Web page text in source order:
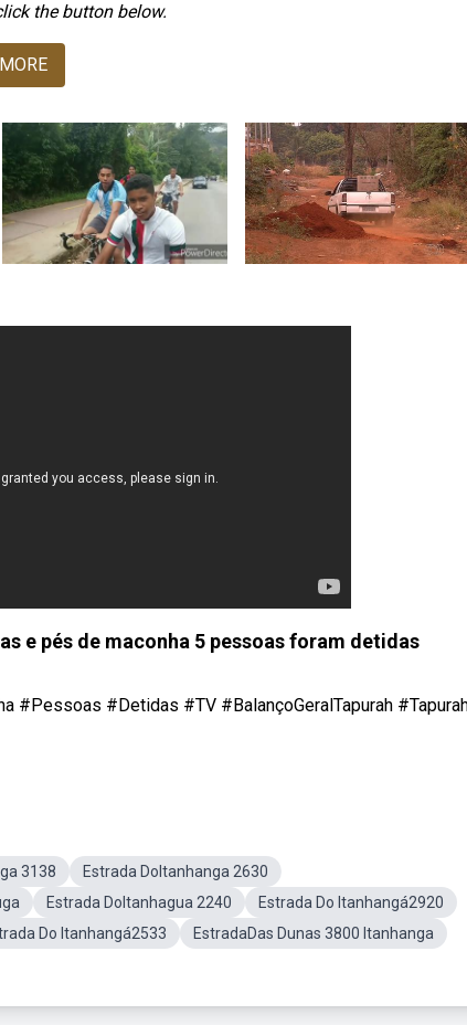
the button below.
e pés de maconha 5 pessoas foram detidas
#Pessoas #Detidas #TV #BalançoGeralTapurah
3138
Estrada DoItanhanga 2630
Estrada DoItanhagua 2240
Estrada Do Itanhangá2920
Do Itanhangá2533
EstradaDas Dunas 3800 Itanhanga